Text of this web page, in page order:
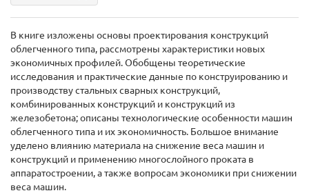
В книге изложены основы проектирования конструкций
облегченного типа, рассмотрены характеристики новых
экономичных профилей. Обобщены теоретические
исследования и практические данные по конструированию и
производству стальных сварных конструкций,
комбинированных конструкций и конструкций из
железобетона; описаны технологические особенности машин
облегченного типа и их экономичность. Большое внимание
уделено влиянию материала на снижение веса машин и
конструкций и применению многослойного проката в
аппаратостроении, а также вопросам экономики при снижении
веса машин.